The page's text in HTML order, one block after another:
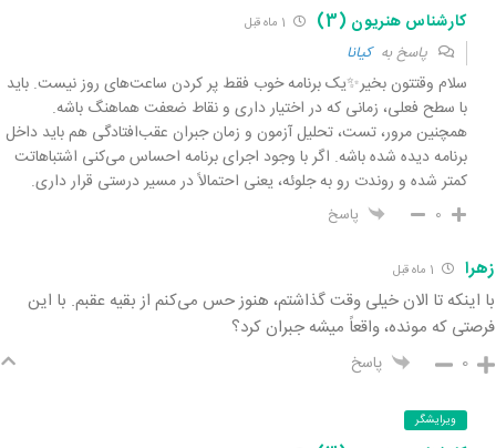
کارشناس هنریون (3)
پاسخ بهکیانا
سلام وقتتون بخیر✨یک برنامه خوب فقط پر کردن ساعت‌های روز نیست. باید
با سطح فعلی، زمانی که در اختیار داری و نقاط ضعفت هماهنگ باشه.
همچنین مرور، تست، تحلیل آزمون و زمان جبران عقب‌افتادگی هم باید داخل
برنامه دیده شده باشه. اگر با وجود اجرای برنامه احساس می‌کنی اشتباهاتت
کمتر شده و روندت رو به جلوئه، یعنی احتمالاً در مسیر درستی قرار داری.
0 پاسخ
زهرا
با اینکه تا الان خیلی وقت گذاشتم، هنوز حس می‌کنم از بقیه عقبم. با این
فرصتی که مونده، واقعاً میشه جبران کرد؟
0 پاسخ
ویرایشگر